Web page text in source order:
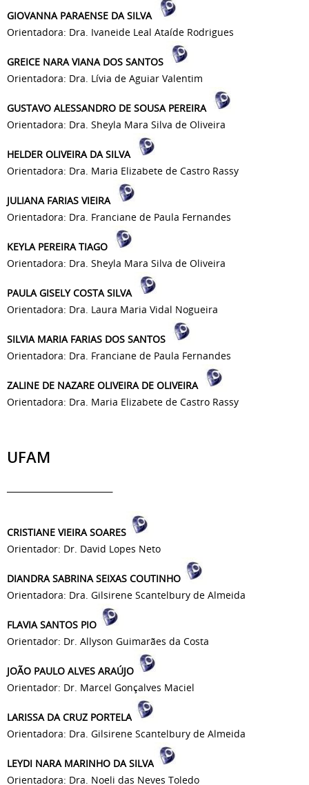
GIOVANNA PARAENSE DA SILVA
Orientadora: Dra. Ivaneide Leal Ataíde Rodrigues
GREICE NARA VIANA DOS SANTOS
Orientadora: Dra. Lívia de Aguiar Valentim
GUSTAVO ALESSANDRO DE SOUSA PEREIRA
Orientadora: Dra. Sheyla Mara Silva de Oliveira
HELDER OLIVEIRA DA SILVA
Orientadora: Dra. Maria Elizabete de Castro Rassy
JULIANA FARIAS VIEIRA
Orientadora: Dra. Franciane de Paula Fernandes
KEYLA PEREIRA TIAGO
Orientadora: Dra. Sheyla Mara Silva de Oliveira
PAULA GISELY COSTA SILVA
Orientadora: Dra. Laura Maria Vidal Nogueira
SILVIA MARIA FARIAS DOS SANTOS
Orientadora: Dra. Franciane de Paula Fernandes
ZALINE DE NAZARE OLIVEIRA DE OLIVEIRA
Orientadora: Dra. Maria Elizabete de Castro Rassy
UFAM
CRISTIANE VIEIRA SOARES
Orientador: Dr. David Lopes Neto
DIANDRA SABRINA SEIXAS COUTINHO
Orientadora: Dra. Gilsirene Scantelbury de Almeida
FLAVIA SANTOS PIO
Orientador: Dr. Allyson Guimarães da Costa
JOÃO PAULO ALVES ARAÚJO
Orientador: Dr. Marcel Gonçalves Maciel
LARISSA DA CRUZ PORTELA
Orientadora: Dra. Gilsirene Scantelbury de Almeida
LEYDI NARA MARINHO DA SILVA
Orientadora: Dra. Noeli das Neves Toledo